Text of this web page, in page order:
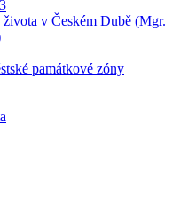
v Českém Dubě (Mgr.
památkové zóny